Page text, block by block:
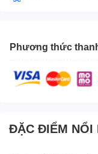
Phương thức
ĐẶC ĐIỂM NỔI